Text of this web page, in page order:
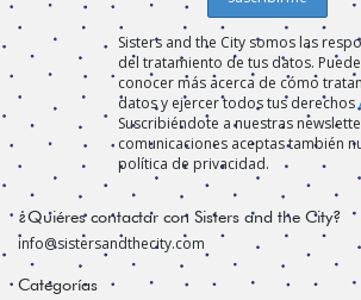
Sisters and the City somos las
del tratamiento de tus datos.
conocer más acerca de cómo
datos y ejercer todos tus derechos
Suscribiéndote a nuestras
comunicaciones aceptas también
política de privacidad.
¿Quiéres contactar con Sisters and the City?
info@sistersandthecity.com
Categorías